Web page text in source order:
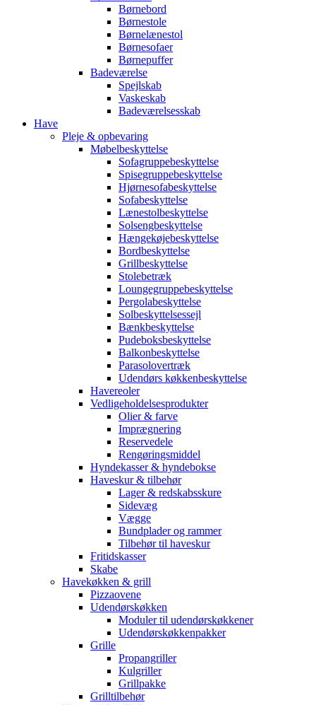
Børnebord
Børnestole
Børnelænestol
Børnesofaer
Børnepuffer
Badeværelse
Spejlskab
Vaskeskab
Badeværelsesskab
Have
Pleje & opbevaring
Møbelbeskyttelse
Sofagruppebeskyttelse
Spisegruppebeskyttelse
Hjørnesofabeskyttelse
Sofabeskyttelse
Lænestolbeskyttelse
Solsengbeskyttelse
Hængekøjebeskyttelse
Bordbeskyttelse
Grillbeskyttelse
Stolebetræk
Loungegruppebeskyttelse
Pergolabeskyttelse
Solbeskyttelsessejl
Bænkbeskyttelse
Pudeboksbeskyttelse
Balkonbeskyttelse
Parasolovertræk
Udendørs køkkenbeskyttelse
Havereoler
Vedligeholdelsesprodukter
Olier & farve
Imprægnering
Reservedele
Rengøringsmiddel
Hyndekasser & hyndebokse
Haveskur & tilbehør
Lager & redskabsskure
Sidevæg
Vægge
Bundplader og rammer
Tilbehør til haveskur
Fritidskasser
Skabe
Havekøkken & grill
Pizzaovene
Udendørskøkken
Moduler til udendørskøkkener
Udendørskøkkenpakker
Grille
Propangriller
Kulgriller
Grillpakke
Grilltilbehør